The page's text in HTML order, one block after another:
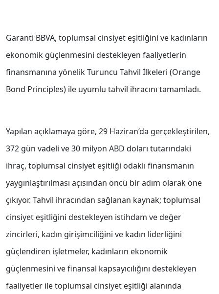
Garanti BBVA, toplumsal cinsiyet eşitliğini ve kadınların
ekonomik güçlenmesini destekleyen faaliyetlerin
finansmanına yönelik Turuncu Tahvil İlkeleri (Orange
Bond Principles) ile uyumlu tahvil ihracını tamamladı.
Yapılan açıklamaya göre, 29 Haziran’da gerçekleştirilen,
372 gün vadeli ve 30 milyon ABD doları tutarındaki
ihraç, toplumsal cinsiyet eşitliği odaklı finansmanın
yaygınlaştırılması açısından öncü bir adım olarak öne
çıkıyor. Tahvil ihracından sağlanan kaynak; toplumsal
cinsiyet eşitliğini destekleyen istihdam ve değer
zincirleri, kadın girişimciliğini ve kadın liderliğini
güçlendiren işletmeler, kadınların ekonomik
güçlenmesini ve finansal kapsayıcılığını destekleyen
faaliyetler ile toplumsal cinsiyet eşitliği alanında